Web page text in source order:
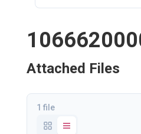
Attached Files
1 file